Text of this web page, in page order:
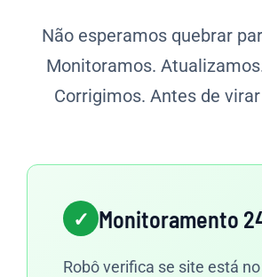
Não esperamos quebrar
Monitoramos.
Corrigimos. Antes de
Monitoramento
Robô verifica se site está